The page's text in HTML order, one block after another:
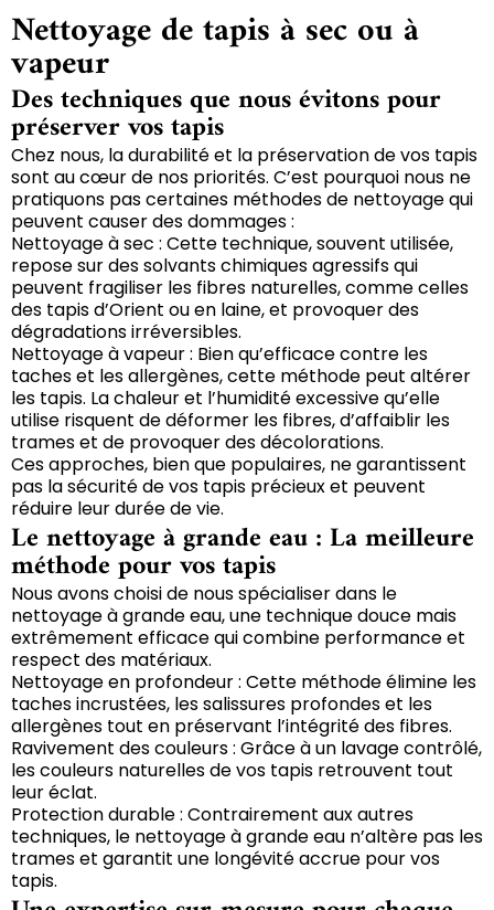
Nettoyage de tapis à sec ou à
vapeur
Des techniques que nous évitons pour
préserver vos tapis
Chez nous, la durabilité et la préservation de vos tapis
sont au cœur de nos priorités. C’est pourquoi nous ne
pratiquons pas certaines méthodes de nettoyage qui
peuvent causer des dommages :
Nettoyage à sec : Cette technique, souvent utilisée,
repose sur des solvants chimiques agressifs qui
peuvent fragiliser les fibres naturelles, comme celles
des tapis d’Orient ou en laine, et provoquer des
dégradations irréversibles.
Nettoyage à vapeur : Bien qu’efficace contre les
taches et les allergènes, cette méthode peut altérer
les tapis. La chaleur et l’humidité excessive qu’elle
utilise risquent de déformer les fibres, d’affaiblir les
trames et de provoquer des décolorations.
Ces approches, bien que populaires, ne garantissent
pas la sécurité de vos tapis précieux et peuvent
réduire leur durée de vie.
Le nettoyage à grande eau : La meilleure
méthode pour vos tapis
Nous avons choisi de nous spécialiser dans le
nettoyage à grande eau, une technique douce mais
extrêmement efficace qui combine performance et
respect des matériaux.
Nettoyage en profondeur : Cette méthode élimine les
taches incrustées, les salissures profondes et les
allergènes tout en préservant l’intégrité des fibres.
Ravivement des couleurs : Grâce à un lavage contrôlé,
les couleurs naturelles de vos tapis retrouvent tout
leur éclat.
Protection durable : Contrairement aux autres
techniques, le nettoyage à grande eau n’altère pas les
trames et garantit une longévité accrue pour vos
tapis.